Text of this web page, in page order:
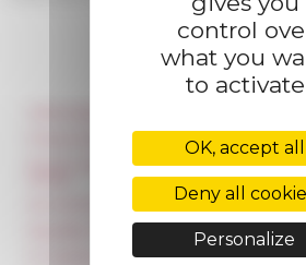
Press & kit logo
Room reservation and
Accommodation
Equality Policy
Unione
Carnets
Carnet
l’Italie »
Carnet
control
what you
to activate
OK, accept all
Deny all
Personalize